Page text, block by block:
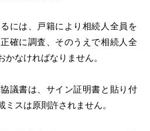
には、戸籍により相続人全員を
確に調査、そのうえで相続人全
かなければなりません。
議書は、サイン証明書と貼り付
スは原則許されません。